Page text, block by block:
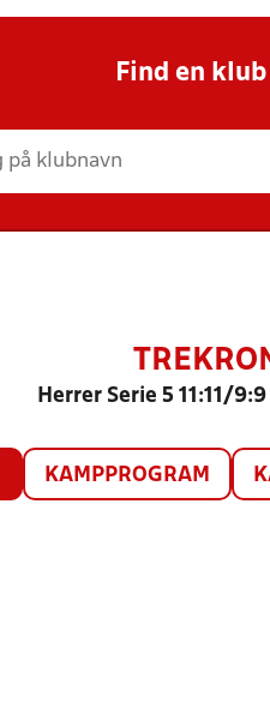
Find en
Herrer Serie 5 11:11/
KAMPPROGRAM